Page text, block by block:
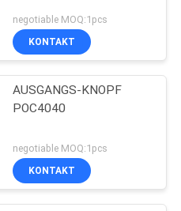
Tuya
126
negotiable MOQ:1pcs
KONTAKT
AUSGANGS-KNOPF
POC4040
negotiable MOQ:1pcs
KONTAKT